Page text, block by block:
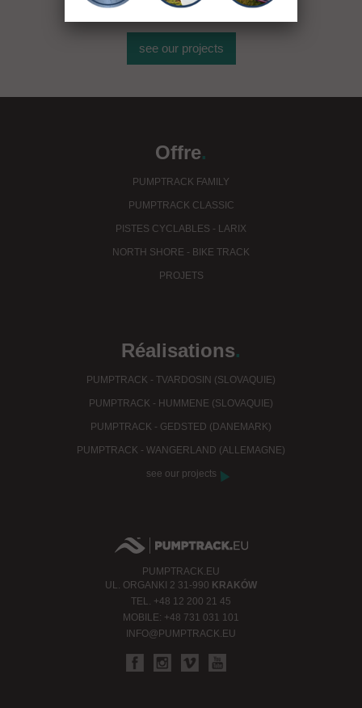
see our projects
Offre.
PUMPTRACK FAMILY
PUMPTRACK CLASSIC
PISTES CYCLABLES - LARIX
NORTH SHORE - BIKE TRACK
PROJETS
Réalisations.
PUMPTRACK - TVARDOSIN (SLOVAQUIE)
PUMPTRACK - HUMMENE (SLOVAQUIE)
PUMPTRACK - GEDSTED (DANEMARK)
PUMPTRACK - WANGERLAND (ALLEMAGNE)
see our projects
PUMPTRACK.EU
UL. ORGANKI 2 31-990 KRAKÓW
TEL. +48 12 200 21 45
MOBILE: +48 731 031 101
INFO@PUMPTRACK.EU